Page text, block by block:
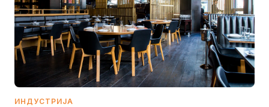
ИНДУСТРИЈА